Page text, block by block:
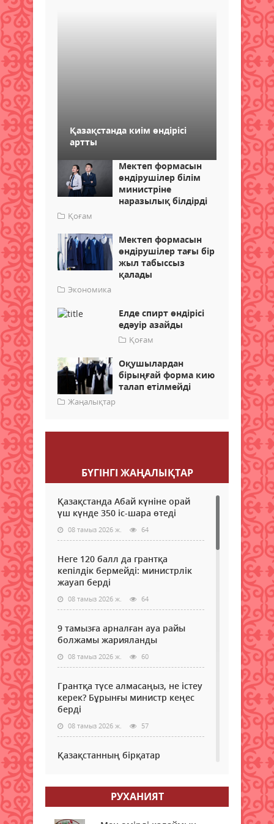
Қазақстанда киім өндірісі
артты
Мектеп формасын
өндірушілер білім
министріне
наразылық білдірді
Қоғам
Мектеп формасын
өндірушілер тағы бір
жыл табыссыз
қалады
Экономика
Елде спирт өндірісі
едәуір азайды
Қоғам
Оқушылардан
бірыңғай форма кию
талап етілмейді
Жаңалықтар
БҮГІНГI ЖАҢАЛЫҚТАР
Қазақстанда Абай күніне орай
үш күнде 350 іс-шара өтеді
08 тамыз 2026 ж. 64
Неге 120 балл да грантқа
кепілдік бермейді: министрлік
жауап берді
08 тамыз 2026 ж. 64
9 тамызға арналған ауа райы
болжамы жарияланды
08 тамыз 2026 ж. 60
Грантқа түсе алмасаңыз, не істеу
керек? Бұрынғы министр кеңес
берді
08 тамыз 2026 ж. 57
Қазақстанның бірқатар
08 тамыз 2026 ж. 60
РУХАНИЯТ